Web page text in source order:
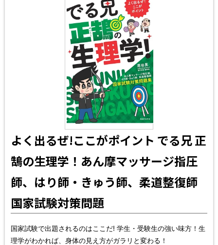
よく出るぜ!ここがポイント でる兄 正
鵠の生理学！あん摩マッサージ指圧
師、はり師・きゅう師、柔道整復師
国家試験対策問題
国家試験で出題されるのはここだ! 学生・受験生の強い味方！生
理学がわかれば、身体の見え方がガラリと変わる！